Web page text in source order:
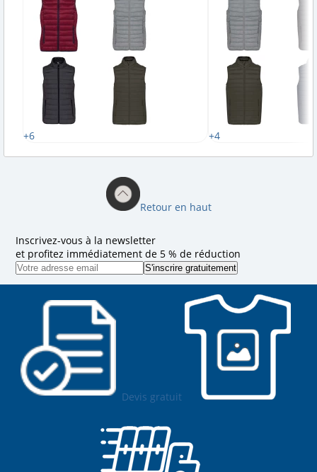
+6 +4
Retour en haut
Inscrivez-vous à la newsletter
et profitez immédiatement de 5 % de réduction
Devis gratuit